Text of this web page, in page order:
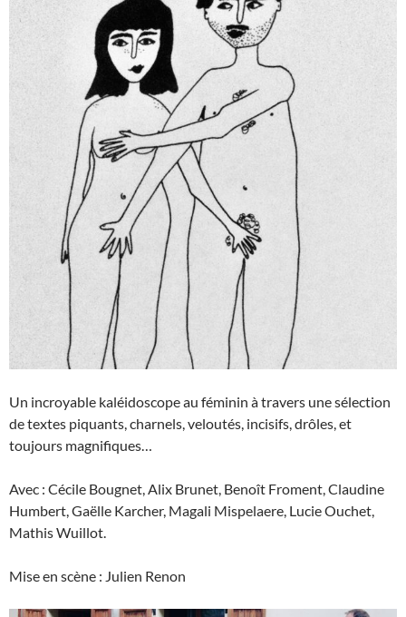
Un incroyable kaléidoscope au féminin à travers une sélection
de textes piquants, charnels, veloutés, incisifs, drôles, et
toujours magnifiques…
Avec : Cécile Bougnet, Alix Brunet, Benoît Froment, Claudine
Humbert, Gaëlle Karcher, Magali Mispelaere, Lucie Ouchet,
Mathis Wuillot.
Mise en scène : Julien Renon